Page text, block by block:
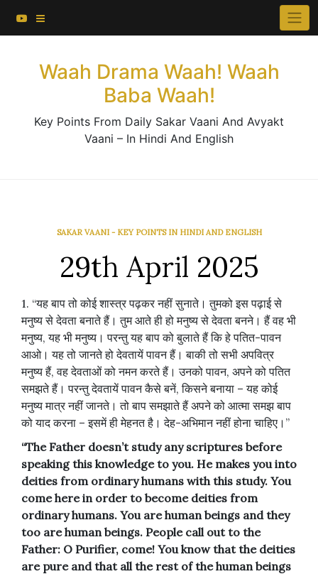
Waah Drama Waah! Waah
Baba Waah!
Key Points From Daily Sakar Vaani And Avyakt
Vaani – In Hindi And English
SAKAR VAANI - KEY POINTS IN HINDI AND ENGLISH
29th April 2025
1. “यह बाप तो कोई शास्त्र पढ़कर नहीं सुनाते। तुमको इस पढ़ाई से
मनुष्य से देवता बनाते हैं। तुम आते ही हो मनुष्य से देवता बनने। हैं वह भी
मनुष्य, यह भी मनुष्य। परन्तु यह बाप को बुलाते हैं कि हे पतित-पावन
आओ। यह तो जानते हो देवतायें पावन हैं। बाकी तो सभी अपवित्र
मनुष्य हैं, वह देवताओं को नमन करते हैं। उनको पावन, अपने को पतित
समझते हैं। परन्तु देवतायें पावन कैसे बनें, किसने बनाया – यह कोई
मनुष्य मात्र नहीं जानते। तो बाप समझाते हैं अपने को आत्मा समझ बाप
को याद करना – इसमें ही मेहनत है। देह-अभिमान नहीं होना चाहिए।”
“The Father doesn’t study any scriptures before
speaking this knowledge to you. He makes you into
deities from ordinary humans with this study. You
come here in order to become deities from
ordinary humans. You are human beings and they
too are human beings. People call out to the
Father: O Purifier, come! You know that the deities
are pure and that all the rest of the human beings
×